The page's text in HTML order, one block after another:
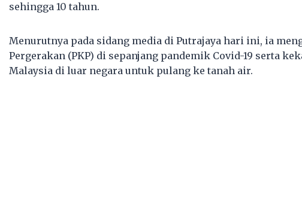
sehingga 10 tahun.
Menurutnya pada sidang media di Putrajaya hari ini, ia
Pergerakan (PKP) di sepanjang pandemik Covid-19 serta
Malaysia di luar negara untuk pulang ke tanah air.